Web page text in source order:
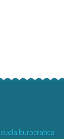
burocratica